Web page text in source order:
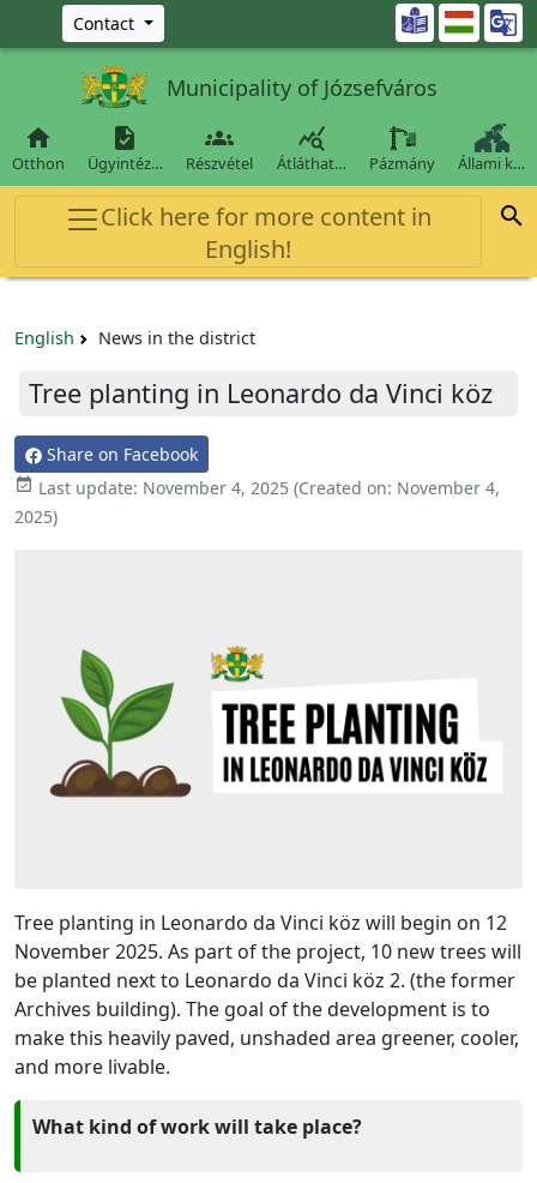
Ugrás a fő tartalomra
Contact 
Municipality of Józsefváros

Otthon

Ügyintéz…

Részvétel

Átláthat… Pázmány Állami k…
Click here for more content in
English!

English News in the district
Tree planting in Leonardo da Vinci köz
Share on Facebook
 Last update: November 4, 2025 (Created on: November 4,
2025)
Tree planting in Leonardo da Vinci köz will begin on 12
November 2025. As part of the project, 10 new trees will
be planted next to Leonardo da Vinci köz 2. (the former
Archives building). The goal of the development is to
make this heavily paved, unshaded area greener, cooler,
and more livable.
What kind of work will take place?